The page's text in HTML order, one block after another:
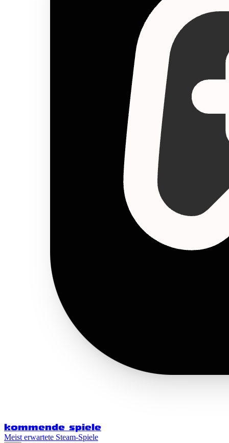
kommende spiele
Meist erwartete Steam-Spiele